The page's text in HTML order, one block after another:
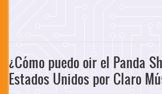
¿Cómo puedo oir el Panda
Estados Unidos por Claro